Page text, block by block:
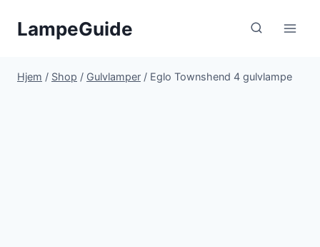
LampeGuide
Hjem / Shop / Gulvlamper / Eglo Townshend 4 gulvlampe